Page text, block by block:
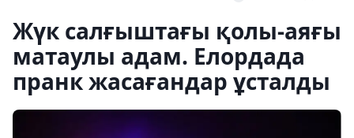
Жүк салғыштағы қолы-аяғы
матаулы адам. Елордада
пранк жасағандар ұсталды